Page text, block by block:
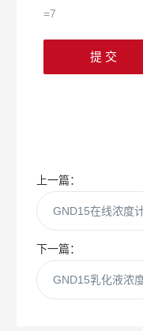
=7
上一篇：
GND15在线浓度
下一篇：
GND15乳化液浓